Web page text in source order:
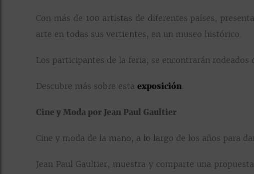
Con más de 100 artistas de diferentes países,
arte en todas sus vertientes, en un museo histórico.
Los participantes de la feria, se encontrarán
Descubre más sobre esta exposición.
Cine y Moda por Jean Paul Gaultier
Cine y moda de la mano, a lo largo de los años para
Jean Paul Gaultier, muestra y comparte una